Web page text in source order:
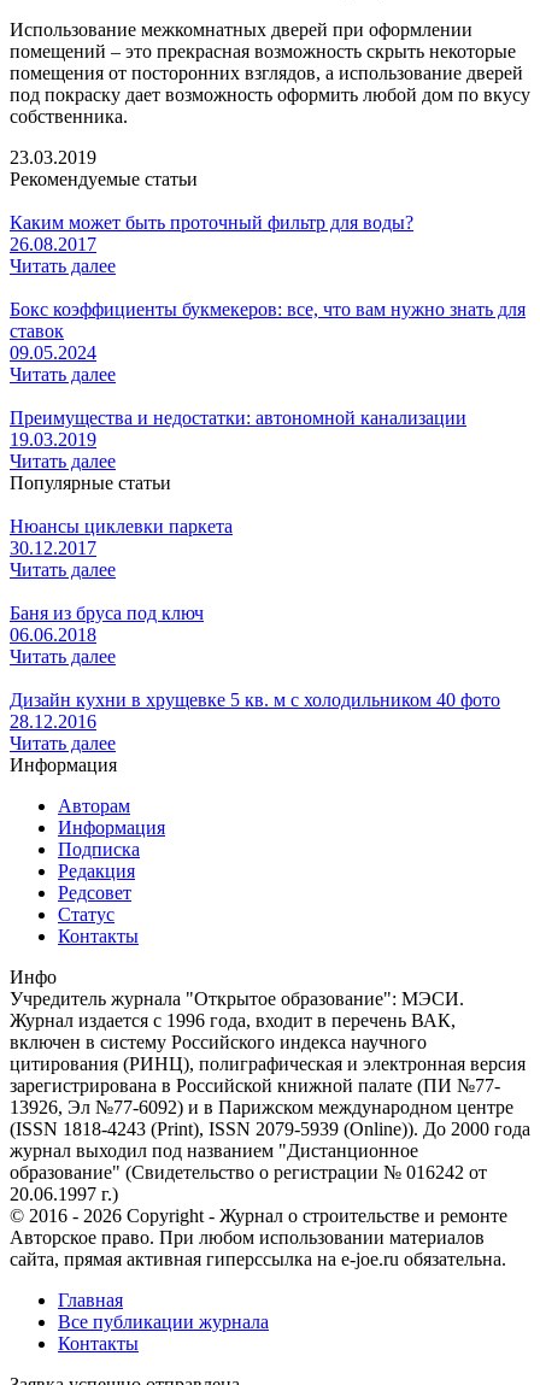
Использование межкомнатных дверей при оформлении
помещений – это прекрасная возможность скрыть некоторые
помещения от посторонних взглядов, а использование дверей
под покраску дает возможность оформить любой дом по вкусу
собственника.
23.03.2019
Рекомендуемые статьи
Каким может быть проточный фильтр для воды?
26.08.2017
Читать далее
Бокс коэффициенты букмекеров: все, что вам нужно знать для
ставок
09.05.2024
Читать далее
Преимущества и недостатки: автономной канализации
19.03.2019
Читать далее
Популярные статьи
Нюансы циклевки паркета
30.12.2017
Читать далее
Баня из бруса под ключ
06.06.2018
Читать далее
Дизайн кухни в хрущевке 5 кв. м с холодильником 40 фото
28.12.2016
Читать далее
Информация
Авторам
Информация
Подписка
Редакция
Редсовет
Статус
Контакты
Инфо
Учредитель журнала "Открытое образование": МЭСИ.
Журнал издается с 1996 года, входит в перечень ВАК,
включен в систему Российского индекса научного
цитирования (РИНЦ), полиграфическая и электронная версия
зарегистрирована в Российской книжной палате (ПИ №77-
13926, Эл №77-6092) и в Парижском международном центре
(ISSN 1818-4243 (Print), ISSN 2079-5939 (Online)). До 2000 года
журнал выходил под названием "Дистанционное
образование" (Свидетельство о регистрации № 016242 от
20.06.1997 г.)
© 2016 - 2026 Copyright - Журнал о строительстве и ремонте
Авторское право. При любом использовании материалов
сайта, прямая активная гиперссылка на e-joe.ru обязательна.
Главная
Все публикации журнала
Контакты